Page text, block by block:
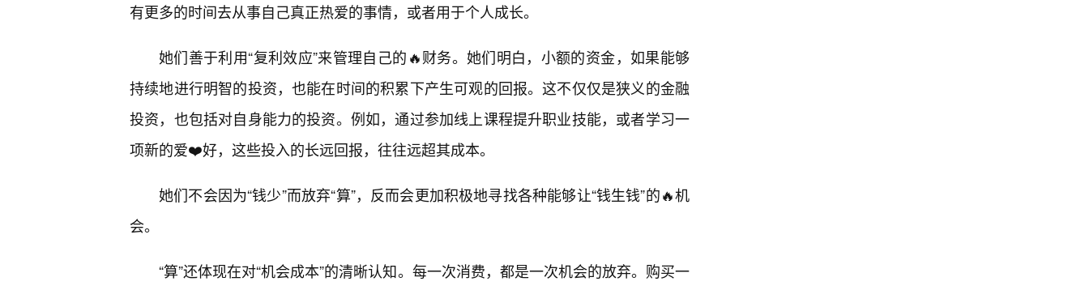
有更多的时间去从事自己真正热爱的事情，或者用于个人成长。
她们善于利用“复利效应”来管理自己的🔥财务。她们明白，小额的资金，如果能够
持续地进行明智的投资，也能在时间的积累下产生可观的回报。这不仅仅是狭义的金融
投资，也包括对自身能力的投资。例如，通过参加线上课程提升职业技能，或者学习一
项新的爱❤️好，这些投入的长远回报，往往远超其成本。
她们不会因为“钱少”而放弃“算”，反而会更加积极地寻找各种能够让“钱生钱”的🔥机
会。
“算”还体现在对“机会成本”的清晰认知。每一次消费，都是一次机会的放弃。购买一